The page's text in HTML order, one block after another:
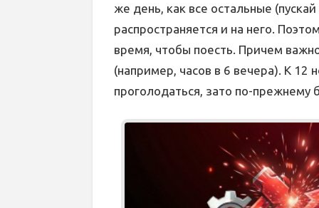
же день, как все остальные
распространяется и на него.
время, чтобы поесть. Причем
(например, часов в 6 вечера). К 12
проголодаться, зато по-прежнему